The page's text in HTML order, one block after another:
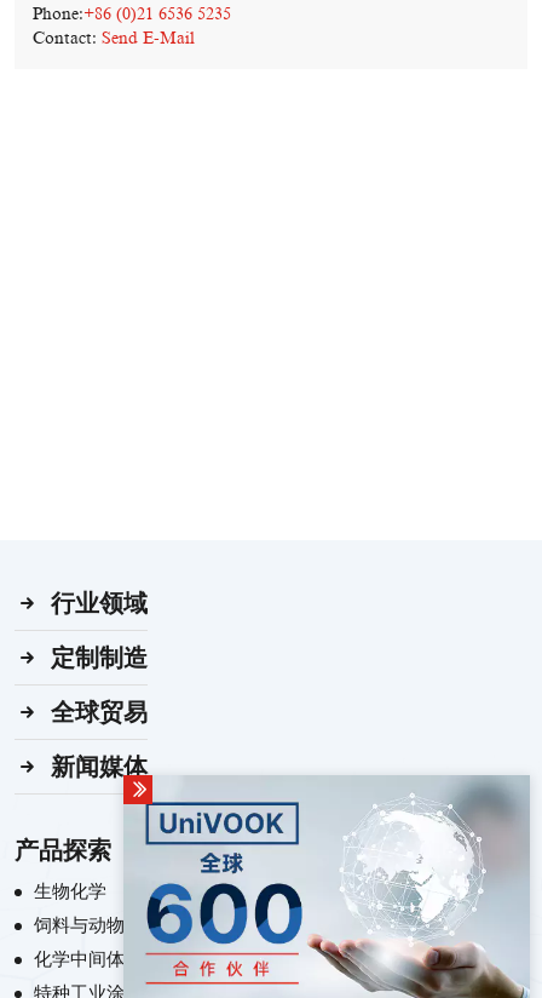
Phone:+86 (0)21 6536 5235
Contact: Send E-Mail
行业领域
定制制造
全球贸易
新闻媒体
产品探索
生物化学
饲料与动物营养化学
化学中间体
特种工业涂料